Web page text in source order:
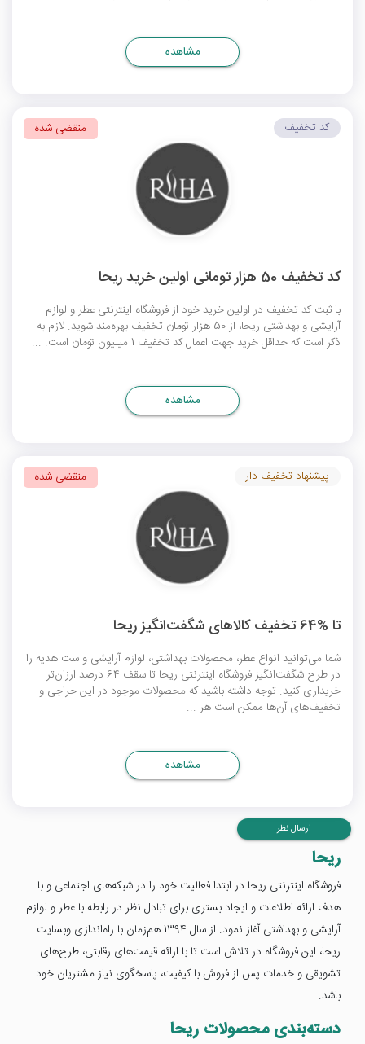
مشاهده
کد تخفیف 50 هزار تومانی اولین خرید ریحا
با ثبت کد تخفیف در اولین خرید خود از فروشگاه اینترنتی عطر و لوازم
آرایشی و بهداشتی ریحا، از 50 هزار تومان تخفیف بهره‌مند شوید. لازم به
ذکر است که حداقل خرید جهت اعمال کد تخفیف 1 میلیون تومان است. ...
کد تخفیف منقضی شده
مشاهده
تا %64 تخفیف کالاهای شگفت‌انگیز ریحا
شما می‌توانید انواع عطر، محصولات بهداشتی، لوازم آرایشی و ست هدیه را
در طرح شگفت‌انگیز فروشگاه اینترنتی ریحا تا سقف 64 درصد ارزان‌تر
خریداری کنید. توجه داشته باشید که محصولات موجود در این حراجی و
تخفیف‌های آن‌ها ممکن است هر ...
پیشنهاد تخفیف دار منقضی شده
مشاهده
ارسال نظر
ریحا
فروشگاه اینترنتی ریحا در ابتدا فعالیت خود را در شبکه‌های اجتماعی و با
هدف ارائه اطلاعات و ایجاد بستری برای تبادل نظر در رابطه با عطر و لوازم
آرایشی و بهداشتی آغاز نمود. از سال 1394 هم‌زمان با راه‌اندازی وبسایت
ریحا، این فروشگاه در تلاش است تا با ارائه قیمت‌های رقابتی، طرح‌های
تشویقی و خدمات پس از فروش با کیفیت، پاسخگوی نیاز مشتریان خود
باشد.
دسته‌بندی محصولات ریحا